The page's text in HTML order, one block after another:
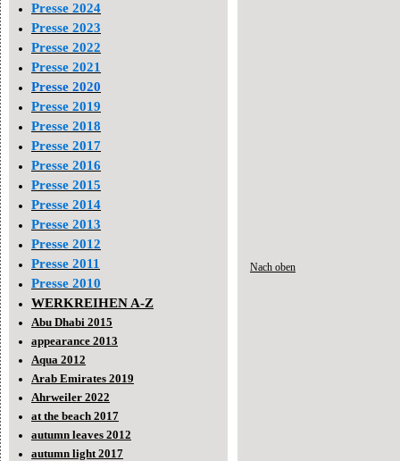
Presse 2024
Presse 2023
Presse 2022
Presse 2021
Presse 2020
Presse 2019
Presse 2018
Presse 2017
Presse 2016
Presse 2015
Presse 2014
Presse 2013
Presse 2012
Presse 2011
Presse 2010
WERKREIHEN A-Z
Abu Dhabi 2015
appearance 2013
Aqua 2012
Arab Emirates 2019
Ahrweiler 2022
at the beach 2017
autumn leaves 2012
autumn light 2017
Nach oben